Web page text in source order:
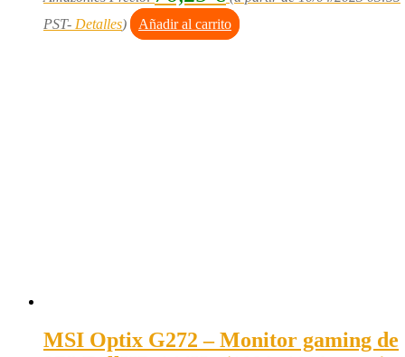
PST- Detalles) Añadir al carrito
MSI Optix G272 – Monitor gaming de